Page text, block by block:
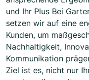
und Ihr Plus Bei
setzen wir auf eine
Kunden, um
Nachhaltigkeit,
Kommunikation
Ziel ist es, nicht nur